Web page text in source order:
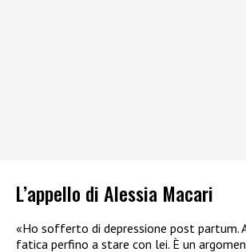
L’appello di Alessia Macari
«Ho sofferto di depressione post partum.
fatica perfino a stare con lei. È un